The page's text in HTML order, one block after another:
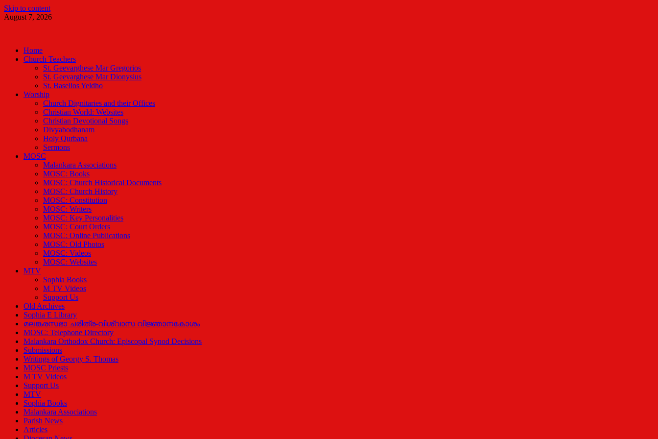
Skip to content
August 7, 2026
Home
Church Teachers
St. Geevarghese Mar Gregorios
St. Geevarghese Mar Dionysius
St. Baselios Yeldho
Worship
Church Dignitaries and their Offices
Christian World: Websites
Christian Devotional Songs
Divyabodhanam
Holy Qurbana
Sermons
MOSC
Malankara Associations
MOSC: Books
MOSC: Church Historical Documents
MOSC: Church History
MOSC: Constitution
MOSC: Writers
MOSC: Key Personalities
MOSC: Court Orders
MOSC: Online Publications
MOSC: Old Photos
MOSC: Videos
MOSC: Websites
MTV
Sophia Books
M TV Videos
Support Us
Old Archives
Sophia E Library
മലങ്കരസഭാ ചരിത്ര-വിശ്വാസ വിജ്ഞാനകോശം
MOSC: Telephone Directory
Malankara Orthodox Church: Episcopal Synod Decisions
Submissions
Writings of Georgy S. Thomas
MOSC Priests
M TV Videos
Support Us
MTV
Sophia Books
Malankara Associations
Parish News
Articles